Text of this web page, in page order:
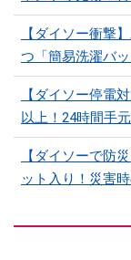
【ダイソー衝撃
つ「簡易洗濯バ
【ダイソー停電
以上！24時間手
【ダイソーで防
ット入り！災害